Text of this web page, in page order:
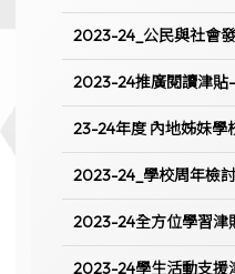
2023-24_公民與社會
2023-24推廣閱讀津貼
23-24年度 內地姊妹學
2023-24_學校周年檢
2023-24全方位學習津
2023-24學生活動支援